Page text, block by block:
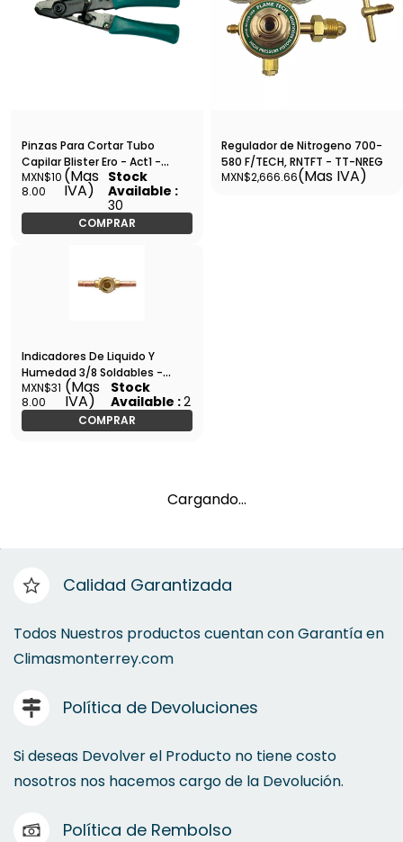
Pinzas Para Cortar Tubo
Capilar Blister Ero - Act1 -
PZREHA002
MXN$10
8.00
(Mas
IVA)
Stock
Available :
30
COMPRAR
Regulador de Nitrogeno 700-
580 F/TECH, RNTFT - TT-NREG
MXN$2,666.66(Mas IVA)
Indicadores De Liquido Y
Humedad 3/8 Soldables -
3940/3
MXN$31
8.00
(Mas
IVA)
Stock
Available :2
COMPRAR
Cargando…
Calidad Garantizada
Todos Nuestros productos cuentan con Garantía en
Climasmonterrey.com
Política de Devoluciones
Si deseas Devolver el Producto no tiene costo
nosotros nos hacemos cargo de la Devolución.
Política de Rembolso